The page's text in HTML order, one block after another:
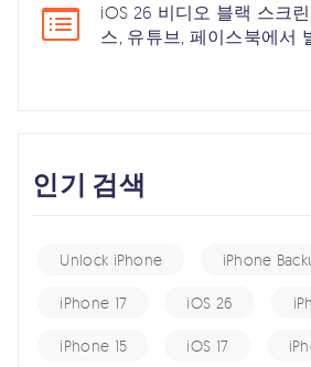
iOS 26 비디오 블랙 스크
스, 유튜브, 페이스북에서
인기 검색
Unlock iPhone iPhone
iPhone 17 iOS 26
iPhone 15 iOS 17